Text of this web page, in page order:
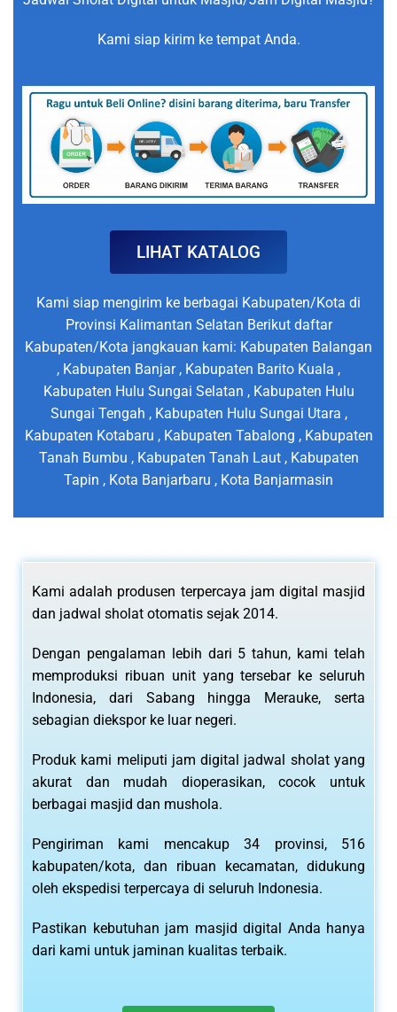
Kami siap kirim ke tempat Anda.
LIHAT KATALOG
Kami siap mengirim ke berbagai Kabupaten/Kota di
Provinsi Kalimantan Selatan Berikut daftar
Kabupaten/Kota jangkauan kami: Kabupaten Balangan
, Kabupaten Banjar , Kabupaten Barito Kuala ,
Kabupaten Hulu Sungai Selatan , Kabupaten Hulu
Sungai Tengah , Kabupaten Hulu Sungai Utara ,
Kabupaten Kotabaru , Kabupaten Tabalong , Kabupaten
Tanah Bumbu , Kabupaten Tanah Laut , Kabupaten
Tapin , Kota Banjarbaru , Kota Banjarmasin
Kami adalah produsen terpercaya jam digital masjid
dan jadwal sholat otomatis sejak 2014.
Dengan pengalaman lebih dari 5 tahun, kami telah
memproduksi ribuan unit yang tersebar ke seluruh
Indonesia, dari Sabang hingga Merauke, serta
sebagian diekspor ke luar negeri.
Produk kami meliputi jam digital jadwal sholat yang
akurat dan mudah dioperasikan, cocok untuk
berbagai masjid dan mushola.
Pengiriman kami mencakup 34 provinsi, 516
kabupaten/kota, dan ribuan kecamatan, didukung
oleh ekspedisi terpercaya di seluruh Indonesia.
Pastikan kebutuhan jam masjid digital Anda hanya
dari kami untuk jaminan kualitas terbaik.